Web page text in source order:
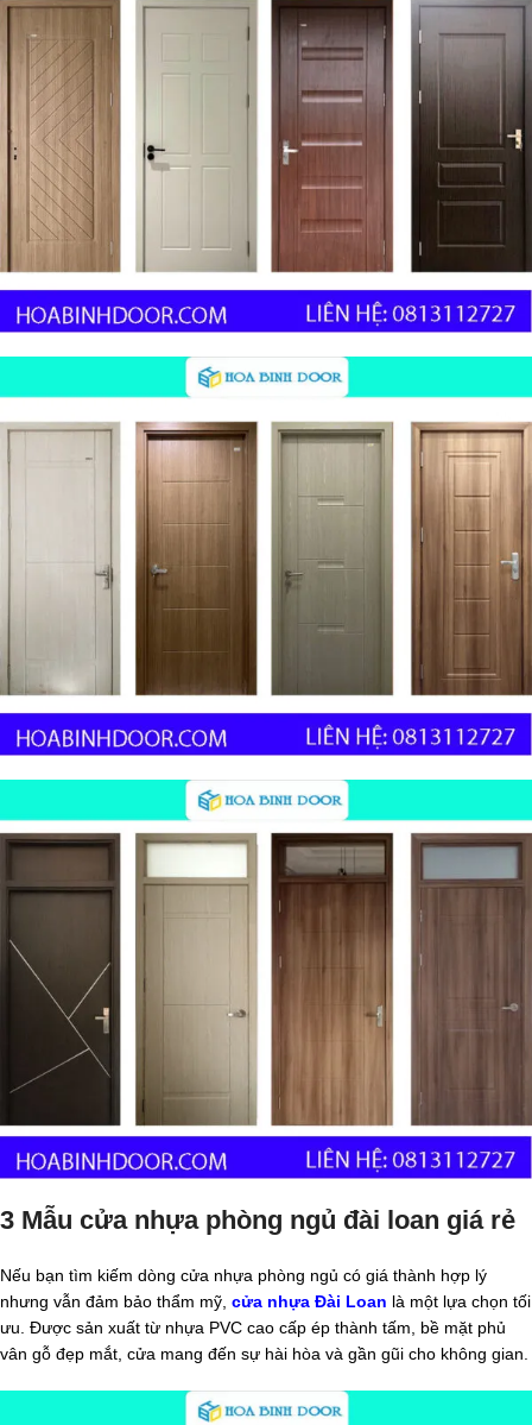
3 Mẫu cửa nhựa phòng ngủ đài loan giá rẻ
Nếu bạn tìm kiếm dòng cửa nhựa phòng ngủ có giá thành hợp lý
nhưng vẫn đảm bảo thẩm mỹ, cửa nhựa Đài Loan là một lựa chọn tối
ưu. Được sản xuất từ nhựa PVC cao cấp ép thành tấm, bề mặt phủ
vân gỗ đẹp mắt, cửa mang đến sự hài hòa và gần gũi cho không gian.